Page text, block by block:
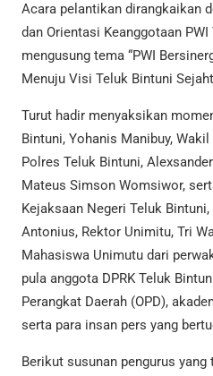
Acara pelantikan dirangkaikan
dan Orientasi Keanggotaan
mengusung tema “PWI
Menuju Visi Teluk Bintuni
Turut hadir menyaksikan
Bintuni, Yohanis Manibuy,
Polres Teluk Bintuni,
Mateus Simson Womsiwor,
Kejaksaan Negeri Teluk
Antonius, Rektor Unimitu, Tri
Mahasiswa Unimutu dari
pula anggota DPRK Teluk
Perangkat Daerah (OPD),
serta para insan pers yang
Berikut susunan pengurus yang